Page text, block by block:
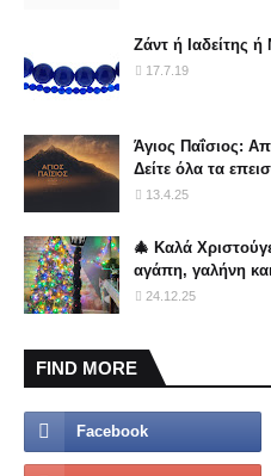
Ζάντ ή Ιαδείτης ή
17.7.19
Άγιος Παΐσιος:
Δείτε όλα τα
13.4.25
🎄 Καλά
αγάπη, γαλήνη
24.12.25
FIND MORE